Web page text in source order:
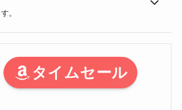
。
タイムセール